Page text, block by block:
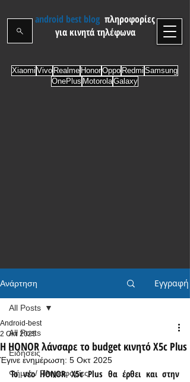
android best blog πληροφορίες
για κινητά τηλέφωνα
Xiaomi Vivo Realme HonorOppo Redmi Samsung
OnePlus MotorolaGalaxy
Ανάρτηση Εγγραφή
All Posts
Ειδήσεις
Φήμες / Πληροφορίες
All Posts
Η HONOR λάνσαρε το budget κινητό X5c Plus
Android-best
2 Οκτ 2025
Έγινε ενημέρωση: 5 Οκτ 2025
Το νέο HONOR X5c Plus θα έρθει και στην